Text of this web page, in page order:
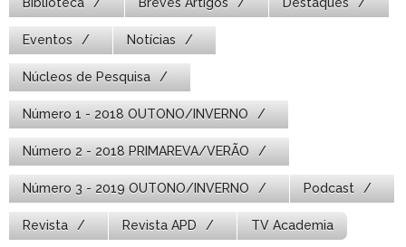
Eventos Notícias
Núcleos de Pesquisa
Número 1 - 2018 OUTONO/INVERNO
Número 2 - 2018 PRIMAREVA/VERÃO
Número 3 - 2019 OUTONO/INVERNO Podcast
Revista Revista APD TV Academia